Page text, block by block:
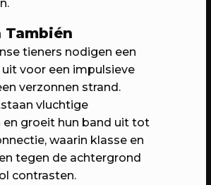
Vier je mee?
verrassingen met het
También
tieners nodigen een
voor een impulsieve
verzonnen strand.
vluchtige
groeit hun band uit tot
waarin klasse en
tegen de achtergrond
contrasten.